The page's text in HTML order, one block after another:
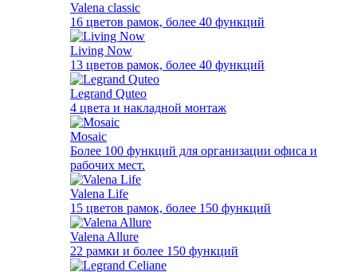
Valena classic
16 цветов рамок, более 40 функций
Living Now
13 цветов рамок, более 40 функций
Legrand Quteo
4 цвета и накладной монтаж
Mosaic
Более 100 функций для организации офиса и
рабочих мест.
Valena Life
15 цветов рамок, более 150 функций
Valena Allure
22 рамки и более 150 функций